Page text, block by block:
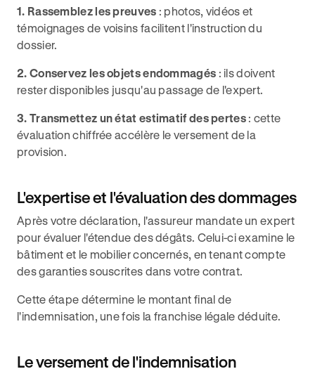
1. Rassemblez les preuves : photos, vidéos et
témoignages de voisins facilitent l'instruction du
dossier.
2. Conservez les objets endommagés : ils doivent
rester disponibles jusqu'au passage de l'expert.
3. Transmettez un état estimatif des pertes: cette
évaluation chiffrée accélère le versement de la
provision.
L'expertise et l'évaluation des dommages
Après votre déclaration, l'assureur mandate un expert
pour évaluer l'étendue des dégâts. Celui-ci examine le
bâtiment et le mobilier concernés, en tenant compte
des garanties souscrites dans votre contrat.
Cette étape détermine le montant final de
l'indemnisation, une fois la franchise légale déduite.
Le versement de l'indemnisation